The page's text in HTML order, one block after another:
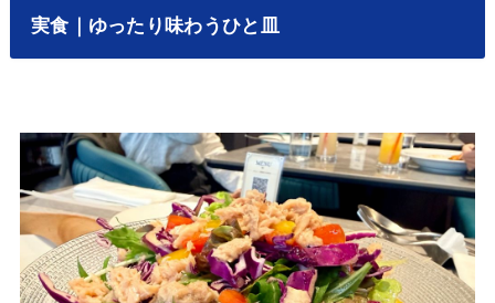
実食｜ゆったり味わうひと皿